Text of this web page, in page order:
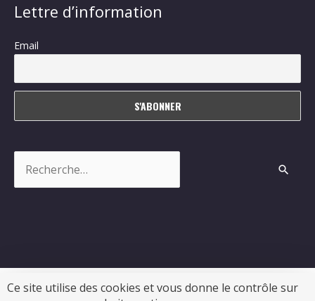
Ce site utilise des cookies et vous donne le contrôle sur
Lettre d’information
Email